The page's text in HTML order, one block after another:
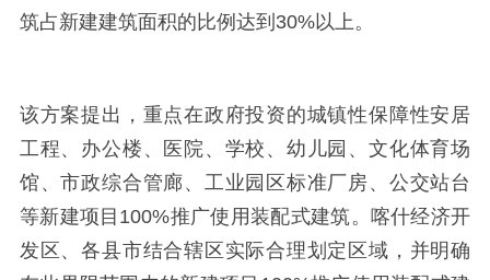
筑占新建建筑面积的比例达到 30%以上。
该方案提出，重点在政府投资的城镇性保障性安居
工程、办公楼、医院、学校、幼儿园、文化体育场
馆、市政综合管廊、工业园区标准厂房、公交站台
等新建项目 100%推广使用装配式建筑。喀什经济开
发区、各县市结合辖区实际合理划定区域，并明确